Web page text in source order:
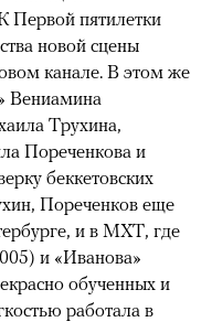
Первой пятилетки
новой сцены
канале. В этом же
Вениамина
Трухина,
Пореченкова и
беккетовских
Пореченков еще
и в МХТ, где
и «Иванова»
обученных и
работала в